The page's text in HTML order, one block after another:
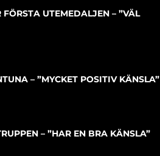
UTEMEDALJEN – ”VÄL
– ”MYCKET POSITIV KÄNSLA”
– ”HAR EN BRA KÄNSLA”